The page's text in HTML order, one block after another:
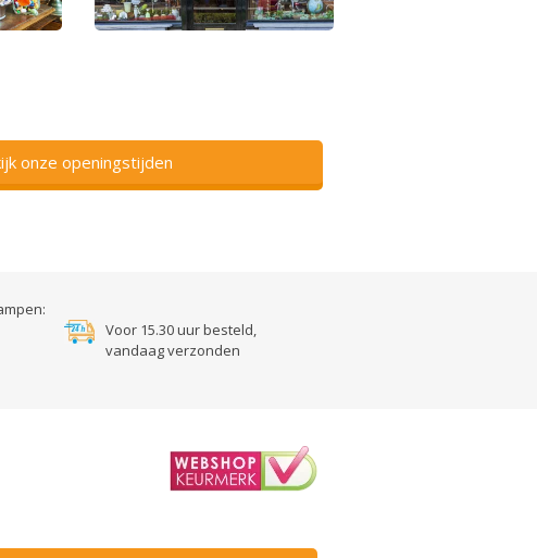
onze openingstijden
Voor 15.30 uur besteld,
vandaag verzonden